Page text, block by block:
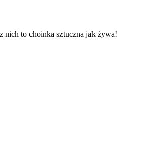
nich to choinka sztuczna jak żywa!